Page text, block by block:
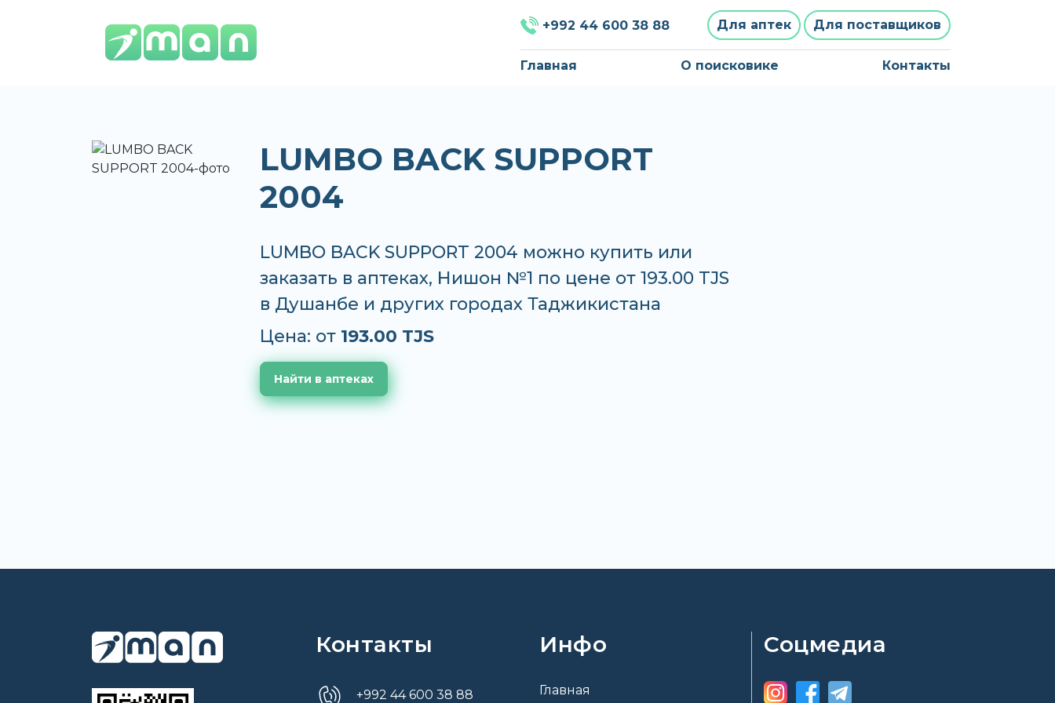
+992 44 600 38 88 Для аптек Для поставщиков
Главная О поисковике Контакты
LUMBO BACK SUPPORT
2004
LUMBO BACK SUPPORT 2004 можно купить или
заказать в аптеках, Нишон №1 по цене от 193.00 TJS
в Душанбе и других городах Таджикистана
Цена: от 193.00 TJS
Найти в аптеках
Контакты
+992 44 600 38 88
Инфо
Главная
Соцмедиа